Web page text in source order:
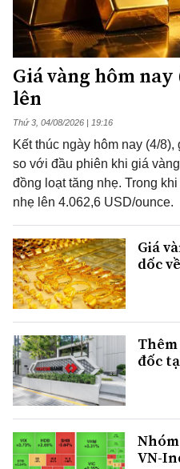
Giá vàng hôm
lên
Thứ 3, 04/08/2026 | 19:16
Kết thúc ngày hôm nay (4/
so với đầu phiên khi giá
đồng loạt tăng nhẹ. Trong
nhẹ lên 4.062,6 USD/ounce.
Giá
dốc
đốc
VN-